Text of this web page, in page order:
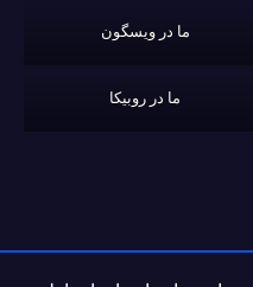
ما در ویسگون
ما در روبیکا